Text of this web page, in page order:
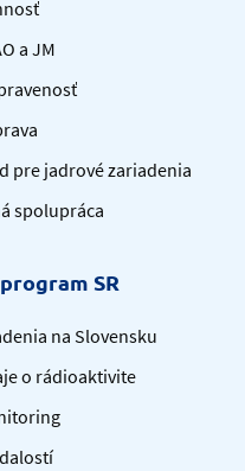
a JM
pre jadrové zariadenia
spolupráca
SR
na Slovensku
o rádioaktivite